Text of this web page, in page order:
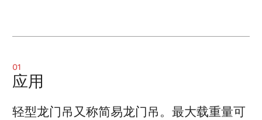
01
应用
轻型龙门吊又称简易龙门吊。最大载重量可